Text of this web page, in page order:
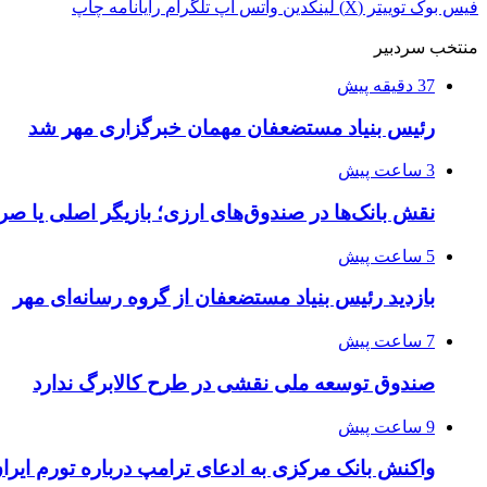
فیس بوک توییتر (X) لینکدین واتس آپ تلگرام رایانامه چاپ
منتخب سردبیر
37 دقیقه پیش
رئیس بنیاد مستضعفان مهمان خبرگزاری مهر شد
3 ساعت پیش
نقش بانک‌ها در صندوق‌های ارزی؛ بازیگر اصلی یا
5 ساعت پیش
بازدید رئیس بنیاد مستضعفان از گروه رسانه‌ای مهر
7 ساعت پیش
صندوق توسعه ملی نقشی در طرح کالابرگ ندارد
9 ساعت پیش
واکنش بانک مرکزی به ادعای ترامپ درباره تورم